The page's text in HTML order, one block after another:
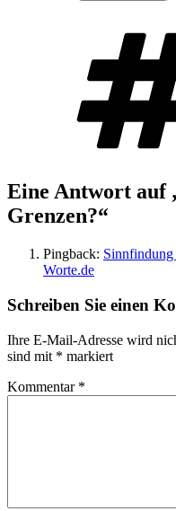
Eine Antwort auf
Grenzen?“
Pingback:
Worte.de
Schreiben Sie einen
Ihre E-Mail-Adresse wird
sind mit * markiert
Kommentar *